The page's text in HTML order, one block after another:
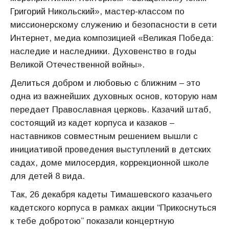
Григорий Никольский», мастер-классом по
миссионерскому служению и безопасности в сети
Интернет, медиа композицией «Великая Победа:
наследие и наследники. Духовенство в годы
Великой Отечественной войны».
Делиться добром и любовью с ближним – это
одна из важнейших духовных основ, которую нам
передает Православная церковь. Казачий штаб,
состоящий из кадет корпуса и казаков –
наставников совместным решением вышли с
инициативой проведения выступлений в детских
садах, доме милосердия, коррекционной школе
для детей 8 вида.
Так, 26 декабря кадеты Тимашевского казачьего
кадетского корпуса в рамках акции “Прикоснуться
к тебе добротою” показали концертную